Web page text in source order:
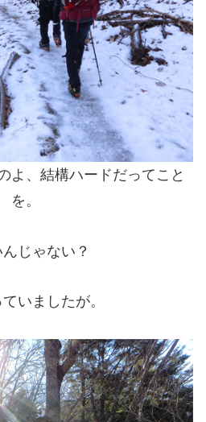
よ、結構ハードだってこと
を。
じゃない？
いましたが。